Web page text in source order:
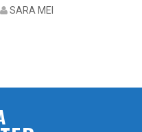
SARA MEI